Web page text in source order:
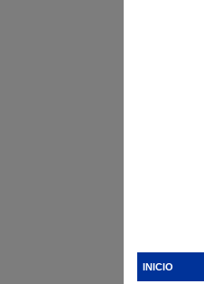
INICIO